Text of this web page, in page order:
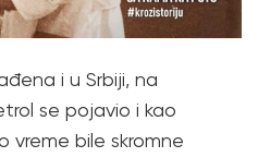
i u Srbiji, na
se pojavio i kao
vreme bile skromne